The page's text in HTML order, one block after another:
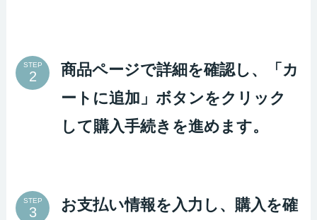
STEP
商品ページで詳細を確認し、「カ
ートに追加」ボタンをクリック
して購入手続きを進めます。
STEP
お支払い情報を入力し、購入を確